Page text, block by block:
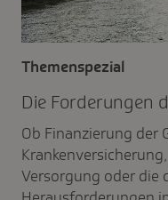
Die Forde­rungen
Themenspezial
Ob Finanzierung der
Versorgung oder die